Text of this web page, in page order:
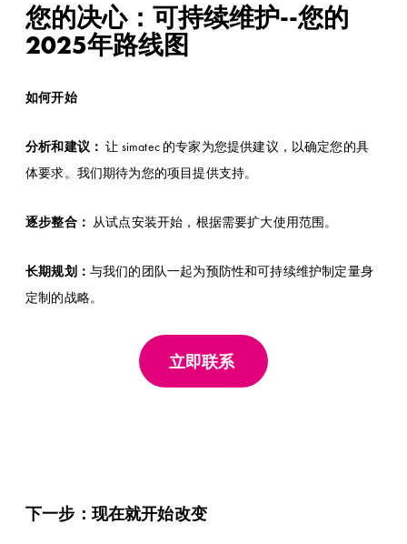
您的决心：可持续维护--您的
2025年路线图
如何开始
分析和建议：让 simatec 的专家为您提供建议，以确定您的具
体要求。我们期待为您的项目提供支持。
逐步整合： 从试点安装开始，根据需要扩大使用范围。
长期规划： 与我们的团队一起为预防性和可持续维护制定量身
定制的战略。
立即联系
下一步：现在就开始改变